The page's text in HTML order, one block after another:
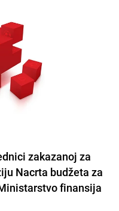
zakazanoj za
Nacrta budžeta za
finansija